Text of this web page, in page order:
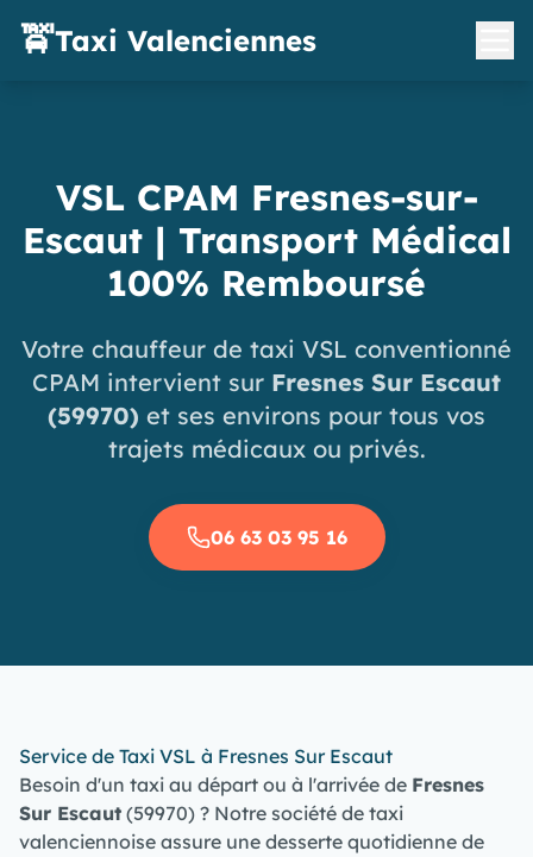
🚖Taxi Valenciennes
VSL CPAM Fresnes-sur-
Escaut | Transport Médical
100% Remboursé
Votre chauffeur de taxi VSL conventionné
CPAM intervient sur Fresnes Sur Escaut
(59970) et ses environs pour tous vos
trajets médicaux ou privés.
06 63 03 95 16
Service de Taxi VSL à Fresnes Sur Escaut
Besoin d'un taxi au départ ou à l'arrivée de Fresnes
Sur Escaut (59970) ? Notre société de taxi
valenciennoise assure une desserte quotidienne de